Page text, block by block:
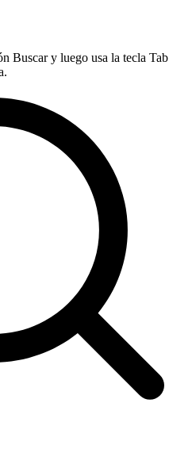
Buscar y luego usa la tecla Tab